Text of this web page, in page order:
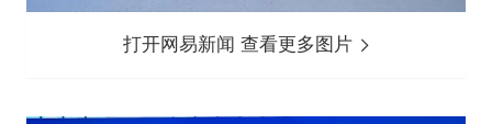
打开网易新闻 查看更多图片